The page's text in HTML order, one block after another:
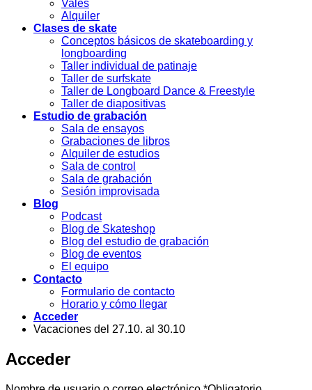
Vales
Alquiler
Clases de skate
Conceptos básicos de skateboarding y
longboarding
Taller individual de patinaje
Taller de surfskate
Taller de Longboard Dance & Freestyle
Taller de diapositivas
Estudio de grabación
Sala de ensayos
Grabaciones de libros
Alquiler de estudios
Sala de control
Sala de grabación
Sesión improvisada
Blog
Podcast
Blog de Skateshop
Blog del estudio de grabación
Blog de eventos
El equipo
Contacto
Formulario de contacto
Horario y cómo llegar
Acceder
Vacaciones del 27.10. al 30.10
Acceder